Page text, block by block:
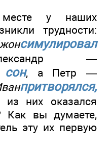
у наших
трудности:
симулировал
—
сон, а Петр —
притворялся,
них оказался
Как вы думаете,
эту их первую